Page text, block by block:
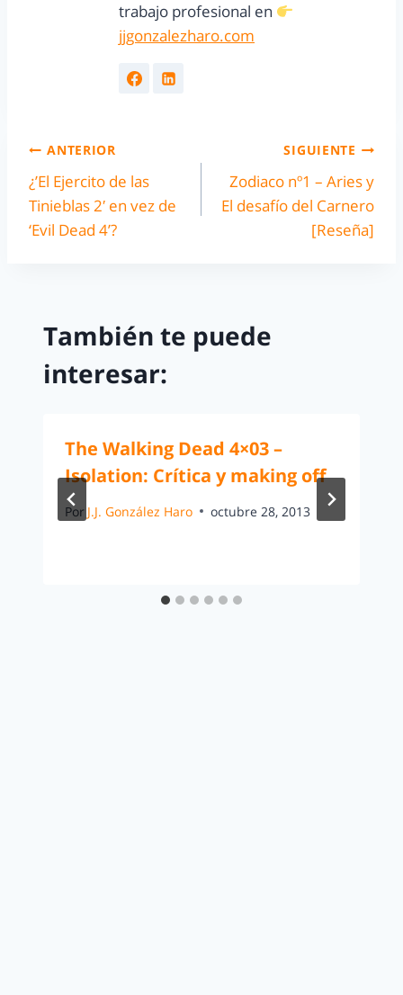
trabajo profesional en
jjgonzalezharo.com
ANTERIOR
¿’El Ejercito de las
Tinieblas 2′ en vez de
‘Evil Dead 4’?
SIGUIENTE
Zodiaco nº1 – Aries y
El desafío del Carnero
[Reseña]
También te puede
interesar:
The Walking Dead 4×03 –
Isolation: Crítica y making off
Por J.J. González Haro octubre 28, 2013